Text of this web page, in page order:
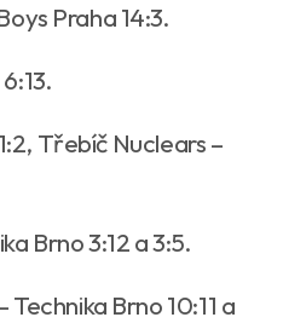
Praha 14:3.
Třebíč Nuclears –
Brno 3:12 a 3:5.
Brno 10:11 a